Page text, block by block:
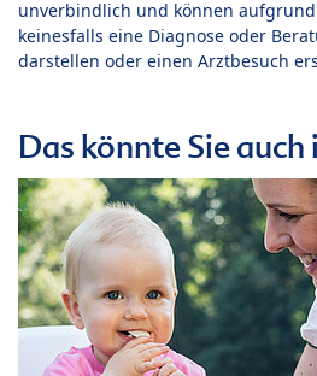
unverbindlich und können
keinesfalls eine Diagnose oder
darstellen oder einen Arztbesuch
Das könnte Sie